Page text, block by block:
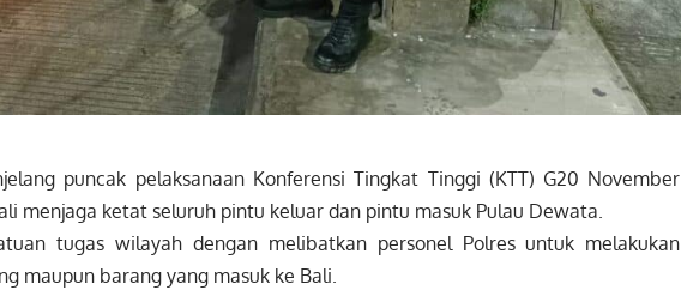
puncak pelaksanaan Konferensi Tingkat Tinggi (KTT) G20 November
menjaga ketat seluruh pintu keluar dan pintu masuk Pulau Dewata.
tugas wilayah dengan melibatkan personel Polres untuk melakukan
maupun barang yang masuk ke Bali.